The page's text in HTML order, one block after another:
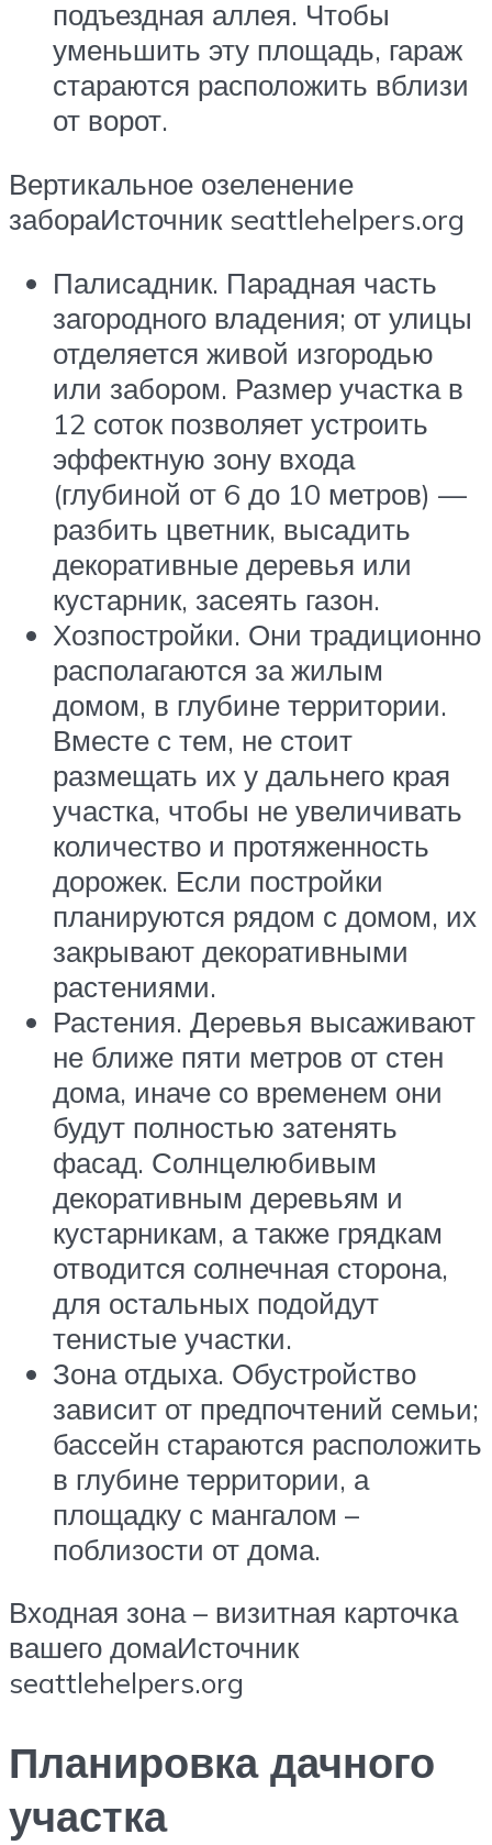
подъездная аллея. Чтобы
уменьшить эту площадь, гараж
стараются расположить вблизи
от ворот.
Вертикальное озеленение
забораИсточник seattlehelpers.org
Палисадник. Парадная часть
загородного владения; от улицы
отделяется живой изгородью
или забором. Размер участка в
12 соток позволяет устроить
эффектную зону входа
(глубиной от 6 до 10 метров) —
разбить цветник, высадить
декоративные деревья или
кустарник, засеять газон.
Хозпостройки. Они традиционно
располагаются за жилым
домом, в глубине территории.
Вместе с тем, не стоит
размещать их у дальнего края
участка, чтобы не увеличивать
количество и протяженность
дорожек. Если постройки
планируются рядом с домом, их
закрывают декоративными
растениями.
Растения. Деревья высаживают
не ближе пяти метров от стен
дома, иначе со временем они
будут полностью затенять
фасад. Солнцелюбивым
декоративным деревьям и
кустарникам, а также грядкам
отводится солнечная сторона,
для остальных подойдут
тенистые участки.
Зона отдыха. Обустройство
зависит от предпочтений семьи;
бассейн стараются расположить
в глубине территории, а
площадку с мангалом –
поблизости от дома.
Входная зона – визитная карточка
вашего домаИсточник
seattlehelpers.org
Планировка дачного
участка